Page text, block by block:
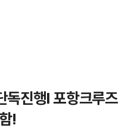
진행Ⅰ 포항크루즈
!